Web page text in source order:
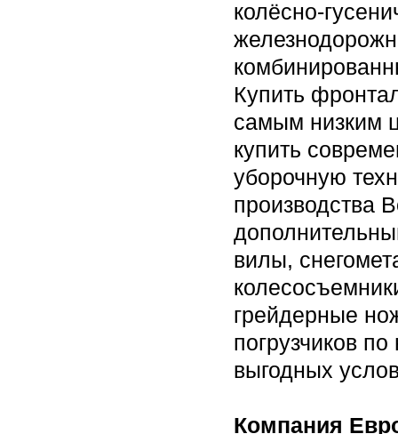
колёсно-
Купить
самым низким
купить
уборочную
производства
вилы,
грейдерные
погрузчиков
выгодных
Компания